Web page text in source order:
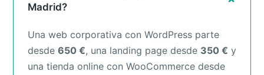
Madrid?
Una web corporativa con WordPress parte
desde 650 €, una landing page desde 350 € y
una tienda online con WooCommerce desde